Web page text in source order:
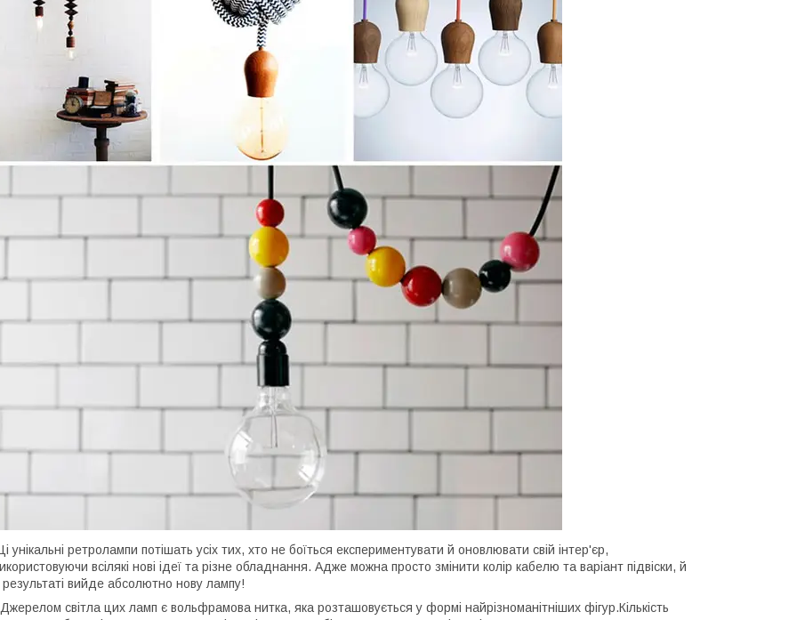
унікальні ретролампи потішать усіх тих, хто не боїться експериментувати й оновлювати свій інтер'єр,
всілякі нові ідеї та різне обладнання. Адже можна просто змінити колір кабелю та варіант підвіски, й
результаті вийде абсолютно нову лампу!
Джерелом світла цих ламп є вольфрамова нитка, яка розташовується у формі найрізноманітніших фігур.Кількість